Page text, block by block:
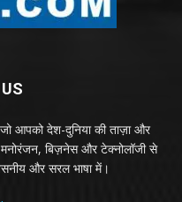
आपको देश-दुनिया की ताज़ा और
बिज़नेस और टेक्नोलॉजी से
और सरल भाषा में।